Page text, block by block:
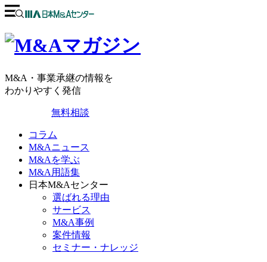
M&A・事業承継の情報を
わかりやすく発信
無料相談
コラム
M&Aニュース
M&Aを学ぶ
M&A用語集
日本M&Aセンター
選ばれる理由
サービス
M&A事例
案件情報
セミナー・ナレッジ